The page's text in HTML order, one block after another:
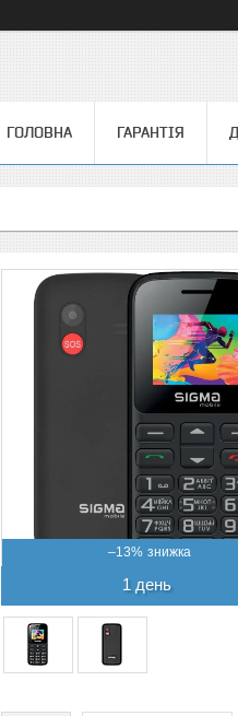
ГОЛОВНА ГАРАНТІЯ
–13%
1 день